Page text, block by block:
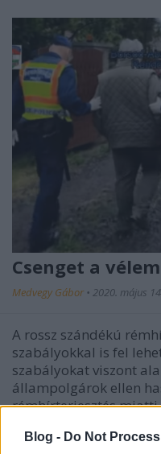
Blog - Do Not
Csenget a
Medvegy Gábor • 2020. május 14.
A rossz szándékú
szabályokkal is fel
szabályokat viszont
állampolgárok ellen
rémhírterjesztés
intézkedéseknek
hogy a két előállított…